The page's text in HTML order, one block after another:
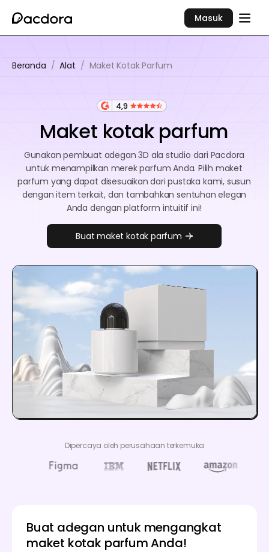
Masuk
Beranda / Alat / Maket Kotak Parfum
4,9
Maket kotak parfum
Gunakan pembuat adegan 3D ala studio dari Pacdora
untuk menampilkan merek parfum Anda. Pilih maket
parfum yang dapat disesuaikan dari pustaka kami, susun
dengan item terkait, dan tambahkan sentuhan elegan
Anda dengan platform intuitif ini!
Buat maket kotak parfum
Dipercaya oleh perusahaan terkemuka
Buat adegan untuk mengangkat
maket kotak parfum Anda!